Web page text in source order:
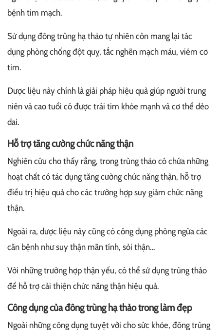
bệnh tim mạch.
Sử dụng đông trùng hạ thảo tự nhiên còn mang lại tác
dụng phòng chống đột quỵ, tắc nghẽn mạch máu, viêm cơ
tim.
Dược liệu này chính là giải pháp hiệu quả giúp người trung
niên và cao tuổi có được trái tim khỏe mạnh và cơ thể dẻo
dai.
Hỗ trợ tăng cường chức năng thận
Nghiên cứu cho thấy rằng, trong trùng thảo có chứa những
hoạt chất có tác dụng tăng cường chức năng thận, hỗ trợ
điều trị hiệu quả cho các trường hợp suy giảm chức năng
thận.
Ngoài ra, dược liệu này cũng có công dụng phòng ngừa các
căn bệnh như suy thận mãn tính, sỏi thận…
Với những trường hợp thận yếu, có thể sử dụng trùng thảo
để hỗ trợ cải thiện chức năng thận hiệu quả.
Công dụng của đông trùng hạ thảo trong làm đẹp
Ngoài những công dụng tuyệt vời cho sức khỏe, đông trùng